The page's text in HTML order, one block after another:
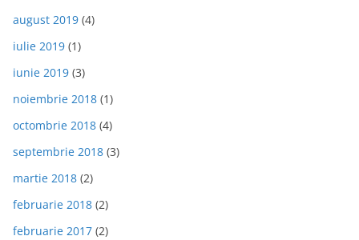
august 2019 (4)
iulie 2019 (1)
iunie 2019 (3)
noiembrie 2018 (1)
octombrie 2018 (4)
septembrie 2018 (3)
martie 2018 (2)
februarie 2018 (2)
februarie 2017 (2)